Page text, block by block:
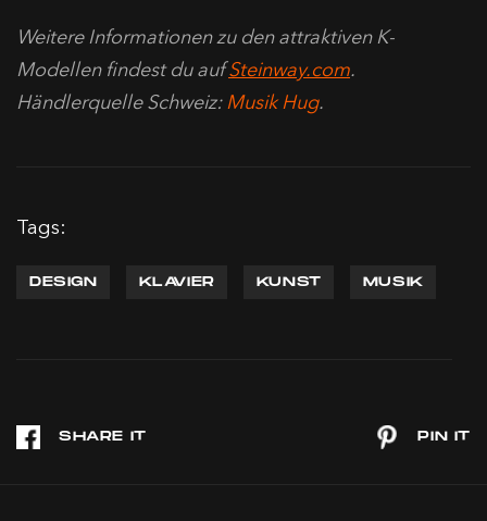
Weitere Informationen zu den attraktiven K-
Modellen findest du aufSteinway.com.
Händlerquelle Schweiz:Musik Hug.
Tags:
DESIGN KLAVIER KUNST MUSIK